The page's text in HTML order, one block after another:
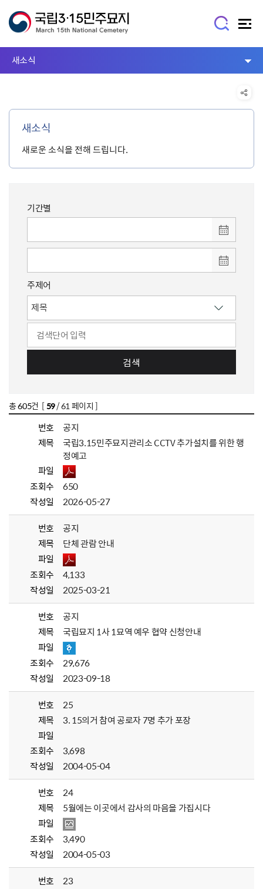
새소식
새소식
새로운 소식을 전해 드립니다.
기간별
주제어
검색
총605건 [59/ 61 페이지 ]
번호
공지
제목
국립3.15민주묘지관리소 CCTV 추가설치를 위한 행
정예고
파일
조회수
650
작성일
2026-05-27
번호
공지
제목
단체 관람 안내
파일
조회수
4,133
작성일
2025-03-21
번호
공지
제목
국립묘지 1사 1묘역 예우 협약 신청안내
파일
조회수
29,676
작성일
2023-09-18
번호
25
제목
3. 15의거 참여 공로자 7명 추가 포장
파일
조회수
3,698
작성일
2004-05-04
번호
24
제목
5월에는 이곳에서 감사의 마음을 가집시다
파일
조회수
3,490
작성일
2004-05-03
번호
23